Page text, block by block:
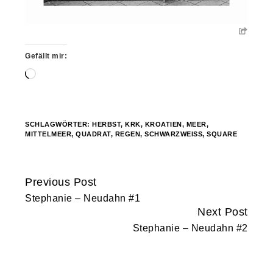
Gefällt mir:
Wird
SCHLAGWÖRTER: HERBST, KRK, KROATIEN , MEER,
MITTELMEER,QUADRAT, REGEN,SCHWARZWEISS ,SQUARE
Continue
Reading
Previous Post
Stephanie – Neudahn #1
Next Post
Stephanie – Neudahn #2